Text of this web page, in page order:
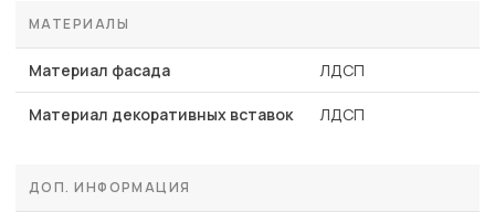
МАТЕРИАЛЫ
Материал фасада ЛДСП
Материал декоративных вставок ЛДСП
ДОП. ИНФОРМАЦИЯ